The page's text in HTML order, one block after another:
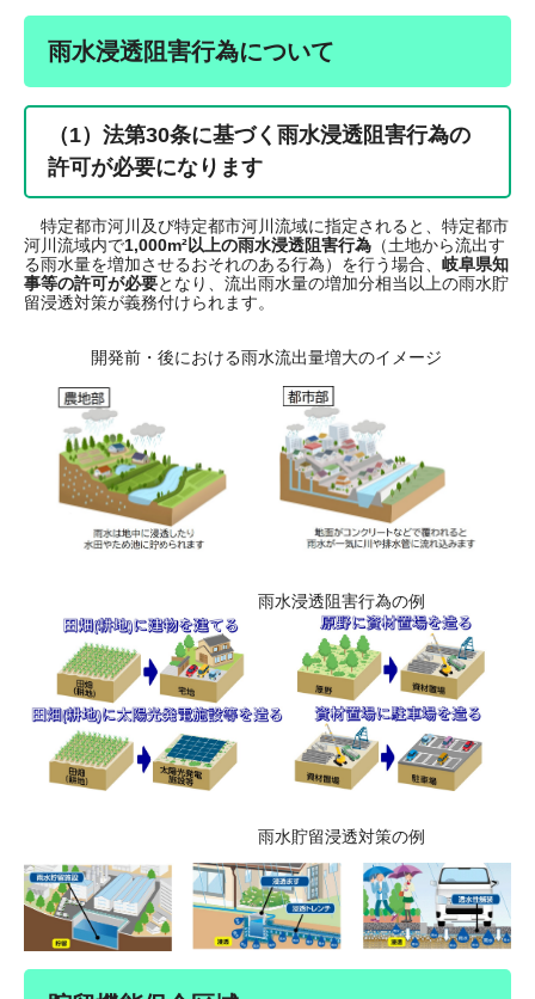
雨水浸透阻害行為について
（1）法第30条に基づく雨水浸透阻害行為の
許可が必要になります
特定都市河川及び特定都市河川流域に指定されると、特定都市
河川流域内で1,000m²以上の雨水浸透阻害行為 （土地から流出す
る雨水量を増加させるおそれのある行為）を行う場合、 岐阜県知
事等の許可が必要となり、流出雨水量の増加分相当以上の雨水貯
留浸透対策が義務付けられます。
​ 開発前・後における雨水流出量増大のイメージ
雨水浸透阻害行為の例
雨水貯留浸透対策の例